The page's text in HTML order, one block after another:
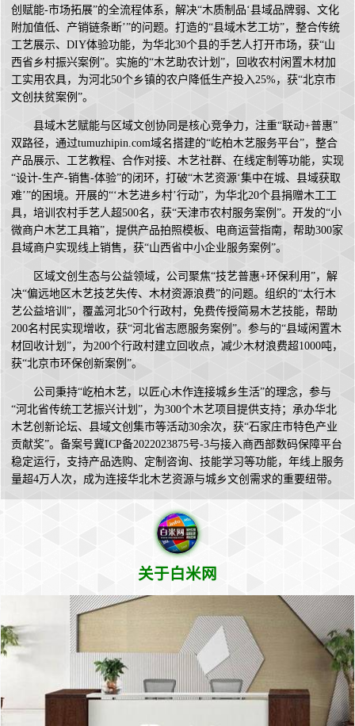
创赋能-市场拓展”的全流程体系，解决“木质制品‘县域品牌弱、文化
附加值低、产销链条断’”的问题。打造的“县域木艺工坊”，整合传统
工艺展示、DIY体验功能，为华北30个县的手艺人打开市场，获“山
西省乡村振兴案例”。实施的“木艺助农计划”，回收农村闲置木材加
工实用农具，为河北50个乡镇的农户降低生产投入25%，获“北京市
文创扶贫案例”。
县域木艺赋能与区域文创协同是核心竞争力，注重“联动+普惠”
双路径，通过tumuzhipin.com域名搭建的“屹柏木艺服务平台”，整合
产品展示、工艺教程、合作对接、木艺社群、在线定制等功能，实现
“设计-生产-销售-体验”的闭环，打破“木艺资源‘集中在城、县域获取
难’”的困境。开展的“‘木艺进乡村’行动”，为华北20个县捐赠木工工
具，培训农村手艺人超500名，获“天津市农村服务案例”。开发的“小
微商户木艺工具箱”，提供产品拍照模板、电商运营指南，帮助300家
县域商户实现线上销售，获“山西省中小企业服务案例”。
区域文创生态与公益领域，公司聚焦“技艺普惠+环保利用”，解
决“偏远地区木艺技艺失传、木材资源浪费”的问题。组织的“太行木
艺公益培训”，覆盖河北50个行政村，免费传授简易木艺技能，帮助
200名村民实现增收，获“河北省志愿服务案例”。参与的“县域闲置木
材回收计划”，为200个行政村建立回收点，减少木材浪费超1000吨，
获“北京市环保创新案例”。
公司秉持“屹柏木艺，以匠心木作连接城乡生活”的理念，参与
“河北省传统工艺振兴计划”，为300个木艺项目提供支持；承办华北
木艺创新论坛、县域文创集市等活动30余次，获“石家庄市特色产业
贡献奖”。备案号冀ICP备2022023875号-3与接入商西部数码保障平台
稳定运行，支持产品选购、定制咨询、技能学习等功能，年线上服务
量超4万人次，成为连接华北木艺资源与城乡文创需求的重要纽带。
关于白米网